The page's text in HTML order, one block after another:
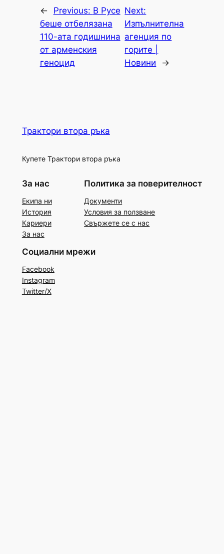
← Previous: В Русе
беше отбелязана
110-ата годишнина
от арменския
геноцид
Next:
Изпълнителна
агенция по
горите |
Новини
→
Трактори втора ръка
Купете Трактори втора ръка
За нас
Екипа ни
История
Кариери
За нас
Политика за поверителност
Документи
Условия за ползване
Свържете се с нас
Социални мрежи
Facebook
Instagram
Twitter/X